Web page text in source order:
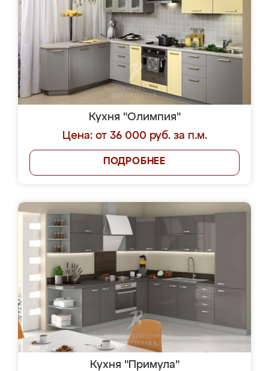
Кухня "Олимпия"
Цена: от 36 000 руб. за п.м.
ПОДРОБНЕЕ
Кухня "Примула"